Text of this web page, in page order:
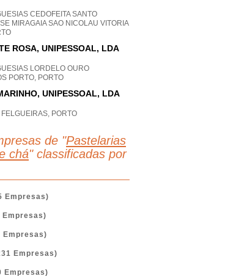
CEDOFEITA SANTO
MIRAGAIA SAO NICOLAU VITORIA
ROSA, UNIPESSOAL, LDA
LORDELO OURO
PORTO, PORTO
UNIPESSOAL, LDA
PORTO
de "Pastelarias
chá" classificadas por
Empresas)
Empresas)
Empresas)
Empresas)
Empresas)